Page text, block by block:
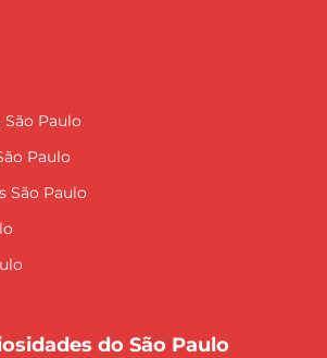
Paulo
Paulo
São Paulo
do São Paulo